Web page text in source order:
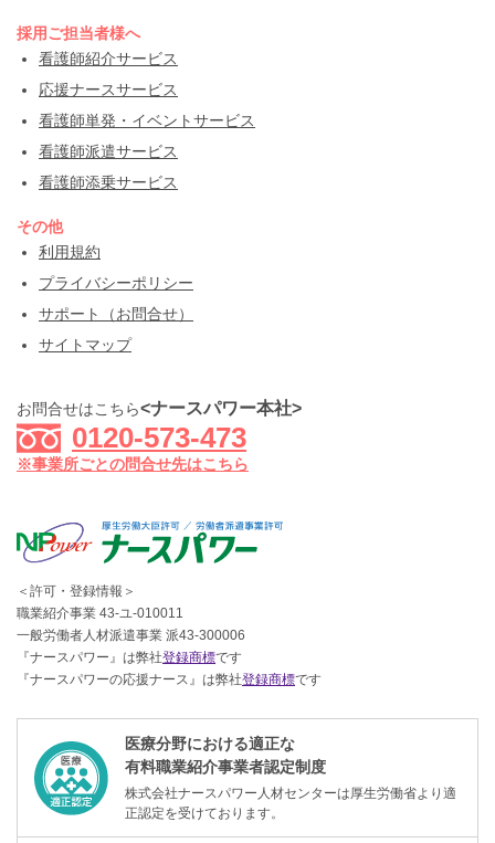
採用ご担当者様へ
看護師紹介サービス
応援ナースサービス
看護師単発・イベントサービス
看護師派遣サービス
看護師添乗サービス
その他
利用規約
プライバシーポリシー
サポート（お問合せ）
サイトマップ
お問合せはこちら<ナースパワー本社>
0120-573-473
※事業所ごとの問合せ先はこちら
＜許可・登録情報＞
職業紹介事業 43-ユ-010011
一般労働者人材派遣事業 派43-300006
『ナースパワー』は弊社登録商標です
『ナースパワーの応援ナース』は弊社登録商標です
医療分野における適正な
有料職業紹介事業者認定制度
株式会社ナースパワー人材センターは厚生労働省より適
正認定を受けております。